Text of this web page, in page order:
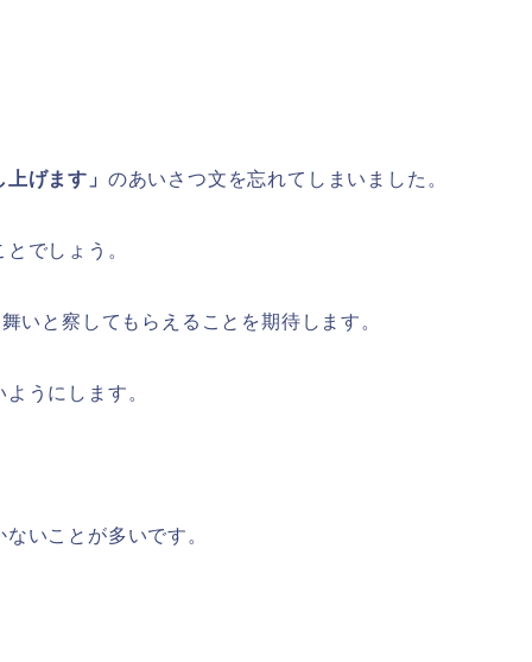
げます」 のあいさつ文を忘れてしまいました。
でしょう。
いと察してもらえることを期待します。
うにします。
いことが多いです。